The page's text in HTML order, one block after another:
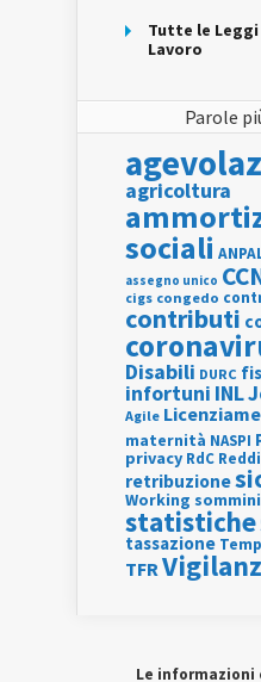
Tutte le
Lavoro
Parole
agricoltura
sociali
assegno unico
cigs congedo
contributi
Disabili DURC
infortuni INL
Agile
maternità NASPI
privacy RdC
retribuzione
Working
statistiche
tassazione
TFR
Le